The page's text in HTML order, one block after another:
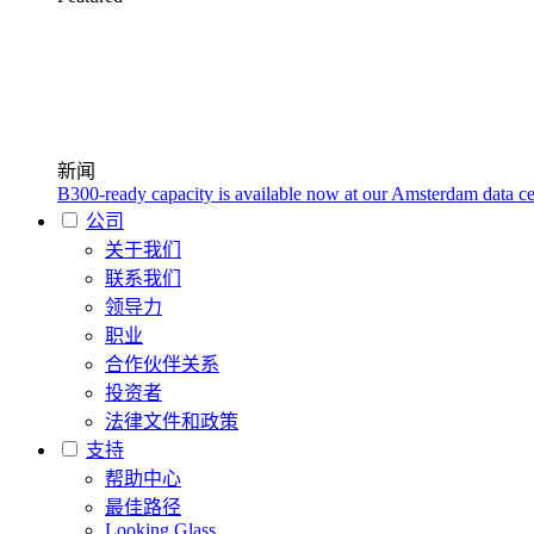
新闻
B300-ready capacity is available now at our Amsterdam data
公司
关于我们
联系我们
领导力
职业
合作伙伴关系
投资者
法律文件和政策
支持
帮助中心
最佳路径
Looking Glass